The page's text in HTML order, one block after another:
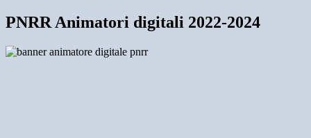
PNRR Animatori digitali 2022-2024